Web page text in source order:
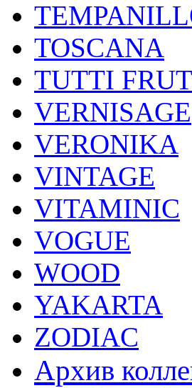
TOSCANA
TUTTI
VERNISAGE
VERONIKA
VINTAGE
VITAMINIC
VOGUE
WOOD
YAKARTA
ZODIAC
Архив